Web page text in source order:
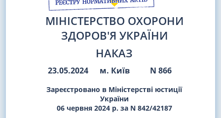
МІНІСТЕРСТВО ОХОРОНИ
ЗДОРОВ'Я УКРАЇНИ
НАКАЗ
23.05.2024 м. Київ N 866
Зареєстровано в Міністерстві юстиції
України
06 червня 2024 р. за N 842/42187